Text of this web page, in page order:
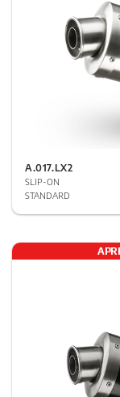
A.017.LX2
SLIP-ON
STANDARD